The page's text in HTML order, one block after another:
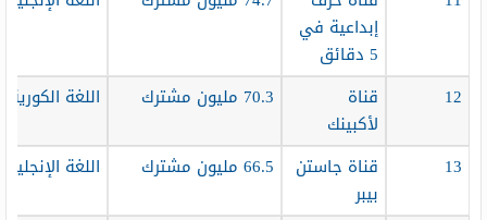
إبداعية في
5 دقائق
12
قناة
لأكبينك
70.3 مليون مشترك اللغة الكورية
13
قناة جاستن
بيبر
66.5 مليون مشترك اللغة